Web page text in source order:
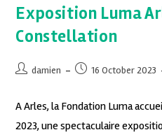
Exposition Luma
Constellation
damien 16 October 2023
A Arles, la Fondation Luma
2023, une spectaculaire